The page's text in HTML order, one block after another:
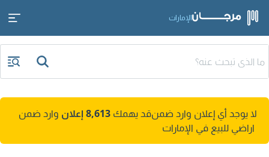
الإمارات
لا يوجد أي إعلان وارد ضمنقد يهمك 8,613 إعلان
وارد ضمن
اراضي للبيع في الإمارات